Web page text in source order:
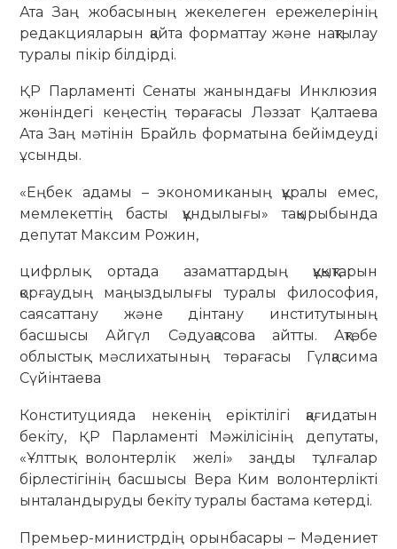
Ата Заң жобасының жекелеген ережелерінің
редакцияларын қайта форматтау және нақтылау
туралы пікір білдірді.
ҚР Парламенті Сенаты жанындағы Инклюзия
жөніндегі кеңестің төрағасы Ләззат Қалтаева
Ата Заң мәтінін Брайль форматына бейімдеуді
ұсынды.
«Еңбек адамы – экономиканың құралы емес,
мемлекеттің басты құндылығы» тақырыбында
депутат Максим Рожин,
цифрлық ортада азаматтардың құқықтарын
қорғаудың маңыздылығы туралы философия,
саясаттану және дінтану институтының
басшысы Айгүл Сәдуақасова айтты. Ақтөбе
облыстық мәслихатының төрағасы Гүлқасима
Сүйінтаева
Конституцияда некенің еріктілігі қағидатын
бекіту, ҚР Парламенті Мәжілісінің депутаты,
«Ұлттық волонтерлік желі» заңды тұлғалар
бірлестігінің басшысы Вера Ким волонтерлікті
ынталандыруды бекіту туралы бастама көтерді.
Премьер-министрдің орынбасары – Мәдениет